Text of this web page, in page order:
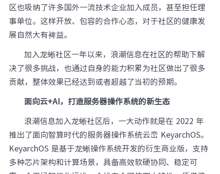
区也吸纳了许多国外一流技术企业加入成员，甚至担任理
事单位。这样开放、包容的合作心态，对于社区的健康发
展自然大有裨益。
加入龙蜥社区一年以来，浪潮信息在社区的帮助下解
决了很多挑战，也通过自身的能力积累为社区做出了很多
贡献，整体效果已经达到或者超越了当初的预期。
面向云+AI，打造服务器操作系统的新生态
浪潮信息加入龙蜥社区后，一大动作就是在 2022 年
推出了面向智算时代的服务器操作系统云峦 KeyarchOS。
KeyarchOS 是基于龙蜥操作系统开发的衍生商业版，支持
多种芯片架构和计算场景，具备高效软硬协同、稳定可